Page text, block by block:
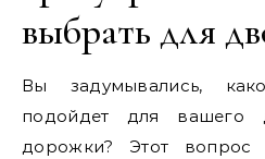
выбрать для
Вы задумывались,
подойдет для вашего
дорожки? Этот вопрос